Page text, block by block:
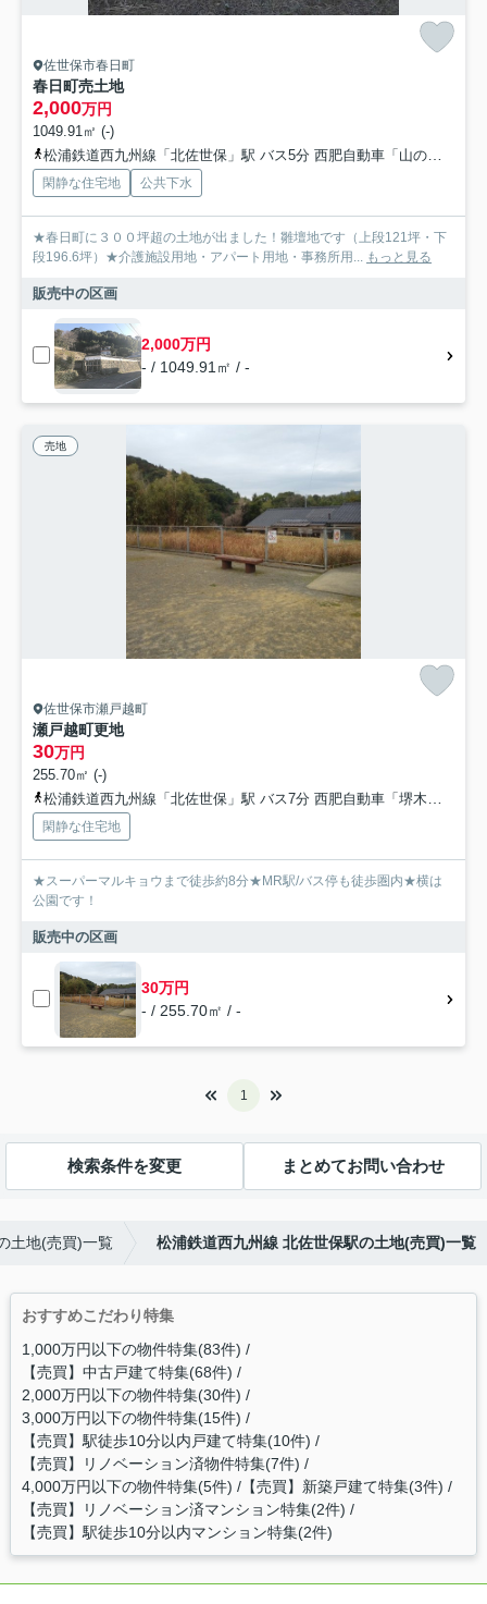
佐世保市春日町
春日町売土地
2,000万円
1049.91㎡ (-)
松浦鉄道西九州線「北佐世保」駅 バス5分 西肥自動車「山の田（長崎県）」 停歩4分
閑静な住宅地 公共下水
★春日町に３００坪超の土地が出ました！雛壇地です（上段121坪・下
段196.6坪）★介護施設用地・アパート用地・事務所用... もっと見る
販売中の区画
2,000万円
- / 1049.91㎡ / -
売地
佐世保市瀬戸越町
瀬戸越町更地
30万円
255.70㎡ (-)
松浦鉄道西九州線「北佐世保」駅 バス7分 西肥自動車「堺木」 停歩4分
閑静な住宅地
★スーパーマルキョウまで徒歩約8分★MR駅/バス停も徒歩圏内★横は
公園です！
販売中の区画
30万円
- / 255.70㎡ / -
1
検索条件を変更 まとめてお問い合わせ
土地(売買)一覧 松浦鉄道西九州線 北佐世保駅の土地(売買)一覧
おすすめこだわり特集
1,000万円以下の物件特集(83件)
【売買】中古戸建て特集(68件)
2,000万円以下の物件特集(30件)
3,000万円以下の物件特集(15件)
【売買】駅徒歩10分以内戸建て特集(10件)
【売買】リノベーション済物件特集(7件)
4,000万円以下の物件特集(5件) 【売買】新築戸建て特集(3件)
【売買】リノベーション済マンション特集(2件)
【売買】駅徒歩10分以内マンション特集(2件)